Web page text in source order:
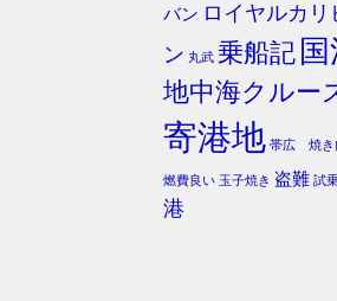
バン ロイヤルカリ
ン 丸武 乗船記 国
地中海クルー
寄港地 帯広 焼き
燃費良い 玉子焼き 盗難 試
港